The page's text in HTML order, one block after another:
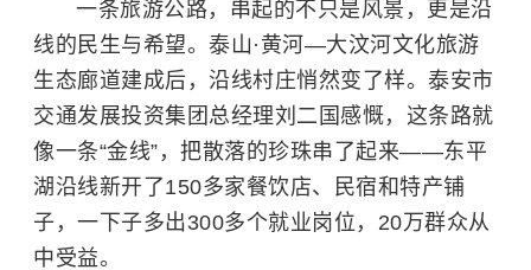
一条旅游公路，串起的不只是风景，更是沿
线的民生与希望。泰山·黄河—大汶河文化旅游
生态廊道建成后，沿线村庄悄然变了样。泰安市
交通发展投资集团总经理刘二国感慨，这条路就
像一条“金线”，把散落的珍珠串了起来——东平
湖 沿线新开了150多家餐饮店、民宿和特产铺
子，一下子多出300多个就业岗位，20万群众从
中受益。